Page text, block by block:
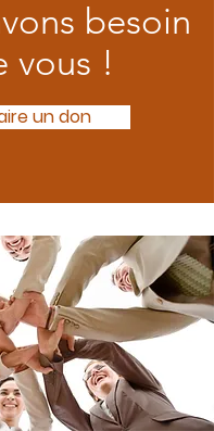
besoin
vous !
un don